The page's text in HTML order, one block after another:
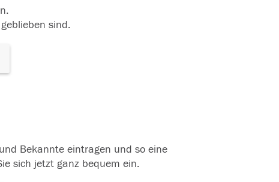
sind.
Bekannte eintragen und so eine
sich jetzt ganz bequem ein.